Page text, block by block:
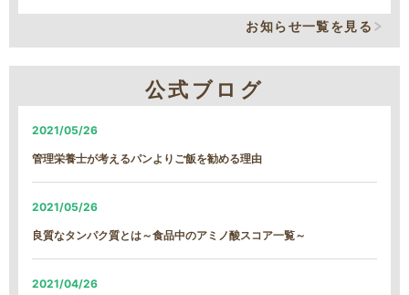
システム改修による、臨時の営業時間短縮について
2026/06/05
システム改修による、臨時の営業時間短縮について
お知らせ一覧を見る
公式ブログ
2021/05/26
管理栄養士が考えるパンよりご飯を勧める理由
2021/05/26
良質なタンパク質とは～食品中のアミノ酸スコア一覧～
2021/04/26